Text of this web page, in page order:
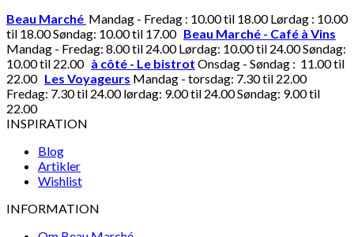
Beau Marché Mandag - Fredag : 10.00 til 18.00 Lørdag : 10.00
til 18.00 Søndag: 10.00 til 17.00 Beau Marché - Café à Vins
Mandag - Fredag: 8.00 til 24.00 Lørdag: 10.00 til 24.00 Søndag:
10.00 til 22.00 à côté - Le bistrot Onsdag - Søndag : 11.00 til
22.00 Les Voyageurs Mandag - torsdag: 7.30 til 22.00
Fredag: 7.30 til 24.00 lørdag: 9.00 til 24.00 Søndag: 9.00 til
22.00
INSPIRATION
Blog
Artikler
Wishlist
INFORMATION